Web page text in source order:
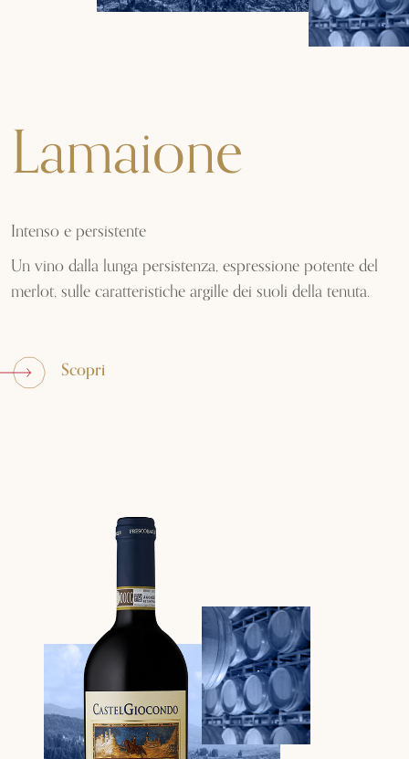
Lamaione
Intenso e persistente
Un vino dalla lunga persistenza, espressione potente del
merlot, sulle caratteristiche argille dei suoli della tenuta.
Scopri